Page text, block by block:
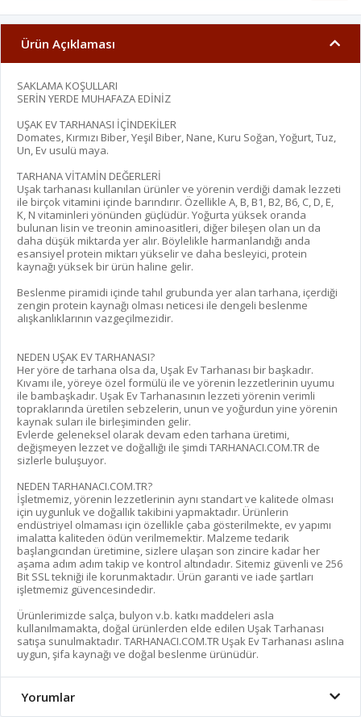
Ürün Açıklaması
SAKLAMA KOŞULLARI
SERİN YERDE MUHAFAZA EDİNİZ
UŞAK EV TARHANASI İÇİNDEKİLER
Domates, Kırmızı Biber, Yeşil Biber, Nane, Kuru Soğan, Yoğurt, Tuz,
Un, Ev usulü maya.
TARHANA VİTAMİN DEĞERLERİ
Uşak tarhanası kullanılan ürünler ve yörenin verdiği damak lezzeti
ile birçok vitamini içinde barındırır. Özellikle A, B, B1, B2, B6, C, D, E,
K, N vitaminleri yönünden güçlüdür. Yoğurta yüksek oranda
bulunan lisin ve treonin aminoasitleri, diğer bileşen olan un da
daha düşük miktarda yer alır. Böylelikle harmanlandığı anda
esansiyel protein miktarı yükselir ve daha besleyici, protein
kaynağı yüksek bir ürün haline gelir.
Beslenme piramidi içinde tahıl grubunda yer alan tarhana, içerdiği
zengin protein kaynağı olması neticesi ile dengeli beslenme
alışkanlıklarının vazgeçilmezidir.
NEDEN UŞAK EV TARHANASI?
Her yöre de tarhana olsa da, Uşak Ev Tarhanası bir başkadır.
Kıvamı ile, yöreye özel formülü ile ve yörenin lezzetlerinin uyumu
ile bambaşkadır. Uşak Ev Tarhanasının lezzeti yörenin verimli
topraklarında üretilen sebzelerin, unun ve yoğurdun yine yörenin
kaynak suları ile birleşiminden gelir.
Evlerde geleneksel olarak devam eden tarhana üretimi,
değişmeyen lezzet ve doğallığı ile şimdi TARHANACI.COM.TR de
sizlerle buluşuyor.
NEDEN TARHANACI.COM.TR?
İşletmemiz, yörenin lezzetlerinin aynı standart ve kalitede olması
için uygunluk ve doğallık takibini yapmaktadır. Ürünlerin
endüstriyel olmaması için özellikle çaba gösterilmekte, ev yapımı
imalatta kaliteden ödün verilmemektir. Malzeme tedarik
başlangıcından üretimine, sizlere ulaşan son zincire kadar her
aşama adım adım takip ve kontrol altındadır. Sitemiz güvenli ve 256
Bit SSL tekniği ile korunmaktadır. Ürün garanti ve iade şartları
işletmemiz güvencesindedir.
Ürünlerimizde salça, bulyon v.b. katkı maddeleri asla
kullanılmamakta, doğal ürünlerden elde edilen Uşak Tarhanası
satışa sunulmaktadır. TARHANACI.COM.TR Uşak Ev Tarhanası aslına
uygun, şifa kaynağı ve doğal beslenme ürünüdür.
Yorumlar